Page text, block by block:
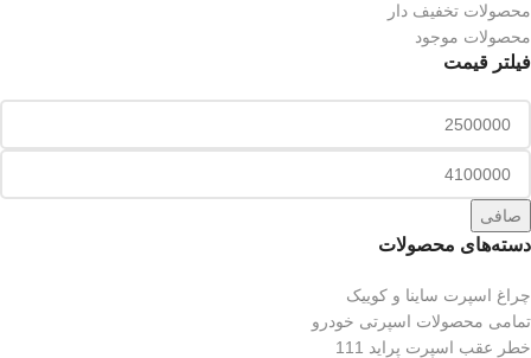
محصولات تخفیف دار
محصولات موجود
فیلتر قیمت
صافی
دسته‌های محصولات
چراغ اسپرت ساینا و کوییک
تمامی محصولات اسپرتی خودرو
خطر عقب اسپرت پراید 111